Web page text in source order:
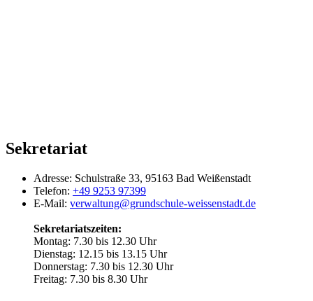
Sekretariat
Adresse: Schulstraße 33, 95163 Bad Weißenstadt
Telefon: +49 9253 97399
E-Mail: verwaltung@grundschule-weissenstadt.de
Sekretariatszeiten:
Montag: 7.30 bis 12.30 Uhr
Dienstag: 12.15 bis 13.15 Uhr
Donnerstag: 7.30 bis 12.30 Uhr
Freitag: 7.30 bis 8.30 Uhr